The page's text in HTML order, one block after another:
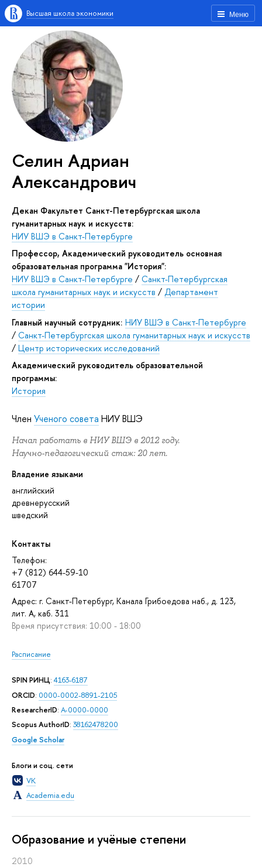
Меню
Высшая школа экономики
Селин Адриан
Александрович
Декан Факультет Санкт-Петербургская школа
гуманитарных наук и искусств:
НИУ ВШЭ в Санкт-Петербурге
Профессор, Академический руководитель основная
образовательная программа "История":
НИУ ВШЭ в Санкт-Петербурге / Санкт-Петербургская
школа гуманитарных наук и искусств / Департамент
истории
Главный научный сотрудник: НИУ ВШЭ в Санкт-Петербурге
/ Санкт-Петербургская школа гуманитарных наук и искусств
/ Центр исторических исследований
Академический руководитель образовательной
программы:
История
Член Ученого совета НИУ ВШЭ
Начал работать в НИУ ВШЭ в 2012 году.
Научно-педагогический стаж: 20 лет.
Владение языками
английский
древнерусский
шведский
Контакты
Телефон:
+7 (812) 644-59-10
61707
Адрес: г. Санкт-Петербург, Канала Грибоедова наб., д. 123,
лит. А, каб. 311
Время присутствия: 10:00 - 18:00
Расписание
SPIN РИНЦ:4163-6187
ORCID: 0000-0002-8891-2105
ResearcherID: A-0000-0000
Scopus AuthorID: 38162478200
Google Scholar
Блоги и соц. сети
VK
Academia.edu
Oбразование и учёные степени
2010